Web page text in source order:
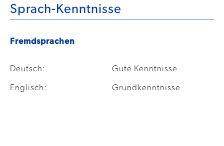
Sprach-Kenntnisse
Fremdsprachen
Deutsch: Gute Kenntnisse
Englisch: Grundkenntnisse